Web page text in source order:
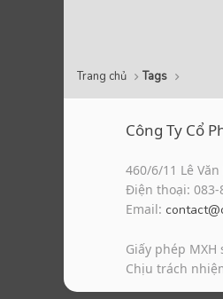
Trang chủ Tags
Công Ty Cổ
460/6/11 Lê
Điện thoại: 083-
Email:
Giấy phép MXH
Chịu trách